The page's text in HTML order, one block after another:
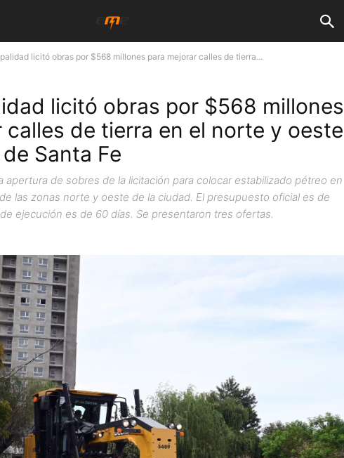
licitó obras por $568 millones para mejorar calles de tierra...
licitó obras por $568 millones
calles de tierra en el norte y oeste
Santa Fe
apertura de sobres de la licitación para colocar estabilizado pétreo en
las zonas norte y oeste de la ciudad. El presupuesto oficial es de
ejecución es de 60 días. Se presentaron tres ofertas.